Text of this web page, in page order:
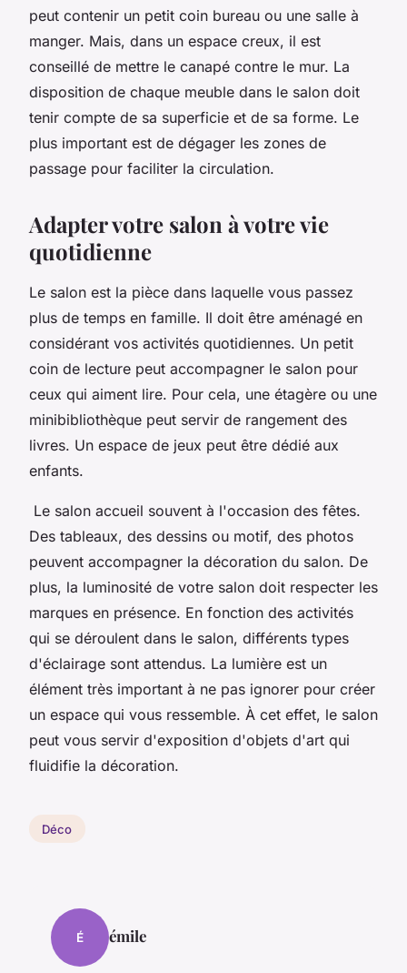
peut contenir un petit coin bureau ou une salle à
manger. Mais, dans un espace creux, il est
conseillé de mettre le canapé contre le mur. La
disposition de chaque meuble dans le salon doit
tenir compte de sa superficie et de sa forme. Le
plus important est de dégager les zones de
passage pour faciliter la circulation.
Adapter votre salon à votre vie
quotidienne
Le salon est la pièce dans laquelle vous passez
plus de temps en famille. Il doit être aménagé en
considérant vos activités quotidiennes. Un petit
coin de lecture peut accompagner le salon pour
ceux qui aiment lire. Pour cela, une étagère ou une
minibibliothèque peut servir de rangement des
livres. Un espace de jeux peut être dédié aux
enfants.
Le salon accueil souvent à l'occasion des fêtes.
Des tableaux, des dessins ou motif, des photos
peuvent accompagner la décoration du salon. De
plus, la luminosité de votre salon doit respecter les
marques en présence. En fonction des activités
qui se déroulent dans le salon, différents types
d'éclairage sont attendus. La lumière est un
élément très important à ne pas ignorer pour créer
un espace qui vous ressemble. À cet effet, le salon
peut vous servir d'exposition d'objets d'art qui
fluidifie la décoration.
Déco
É émile